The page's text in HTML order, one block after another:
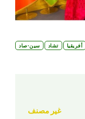
أفريقيا تشاد سين-صاد
غير مصنف